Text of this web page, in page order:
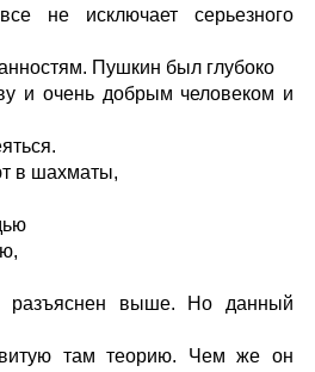
не исключает серьезного
Пушкин был глубоко
и очень добрым человеком и
в шахматы,
разъяснен выше. Но данный
там теорию. Чем же он